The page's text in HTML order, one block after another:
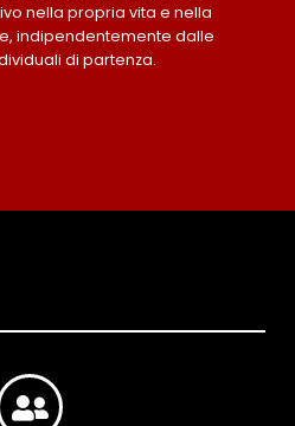
nella propria vita e nella
indipendentemente dalle
di partenza.